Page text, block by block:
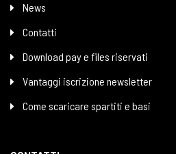
News
Contatti
Download pay e files riservati
Vantaggi iscrizione newsletter
Come scaricare spartiti e basi